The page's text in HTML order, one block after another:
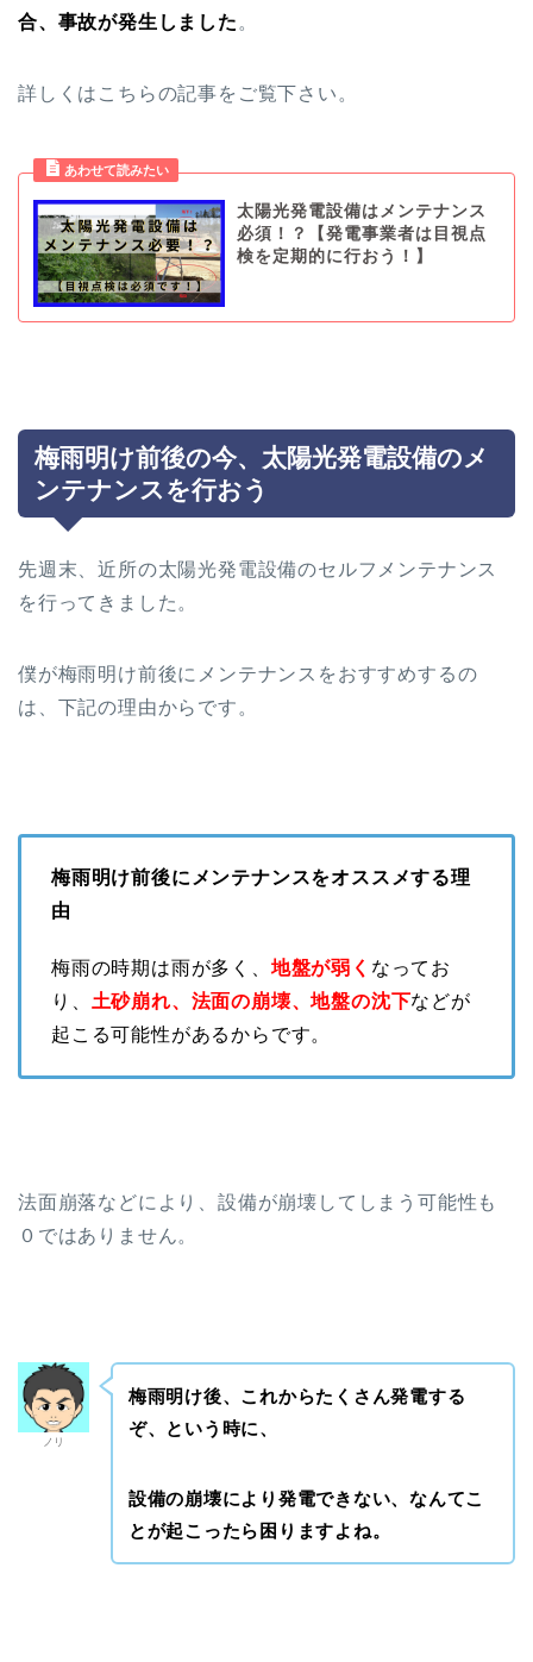
合、事故が発生しました 。
詳しくはこちらの記事をご覧下さい。
太陽光発電設備はメンテナンス
必須！？【発電事業者は目視点
検を定期的に行おう！】
梅雨明け前後の今、太陽光発電設備のメ
ンテナンスを行おう
先週末、近所の太陽光発電設備のセルフメンテナンス
を行ってきました。
僕が梅雨明け前後にメンテナンスをおすすめするの
は、下記の理由からです。
梅雨明け前後にメンテナンスをオススメする理
由
梅雨の時期は雨が多く、 地盤が弱く なってお
り、 土砂崩れ、法面の崩壊、地盤の沈下などが
起こる可能性があるからです。
法面崩落などにより、設備が崩壊してしまう可能性も
０ではありません。
ノリ
梅雨明け後、これからたくさん発電する
ぞ、 という時に、
設備の崩壊により発電できない、なんてこ
とが起こったら困りますよね。